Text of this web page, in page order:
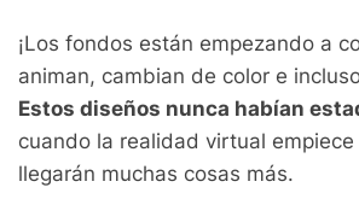
¡Los fondos están empezando a
animan, cambian de color e
Estos diseños nunca habían
cuando la realidad virtual
llegarán muchas cosas más.